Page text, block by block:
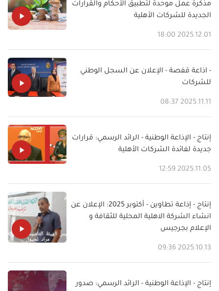
مذكرة عمل موحدة لتطبيق الأحكام والقرارات
الجديدة للشركات الأهلية
2025.12.01 18:00
- اذاعة قفصة - الإعلان عن السجل الوطني
للشركات
2025.11.11 08:37
إنتاج - الإذاعة الوطنية - الرائد الرسمي: قرارات
جديدة لفائدة الشركات الأهلية
2025.11.05 12:59
إنتاج - إذاعة تطاوين - أكتوبر 2025: الإعلان عن
انشاء الشركة الاهلية المحلية للثقافة و
الإعلام بجرجيس
2025.10.13 09:36
إنتاج - الإذاعة الوطنية - الرائد الرسمي: صدور